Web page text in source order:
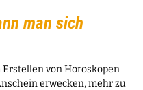
man sich
Erstellen von Horoskopen
erwecken, mehr zu